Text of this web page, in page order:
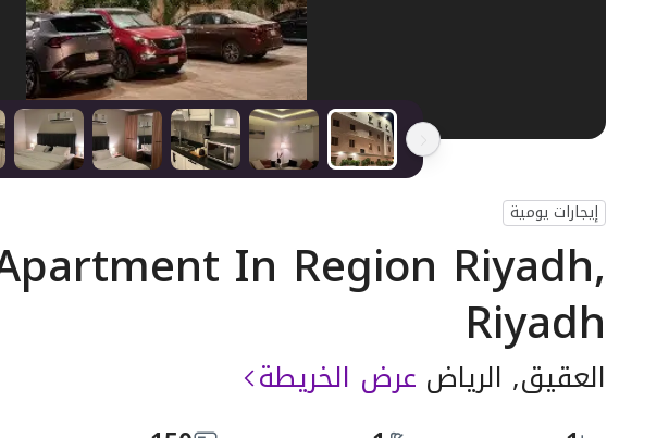
إيجارات يومية
In Region Riyadh,
Riyadh
العقيق, الرياض عرض الخريطة